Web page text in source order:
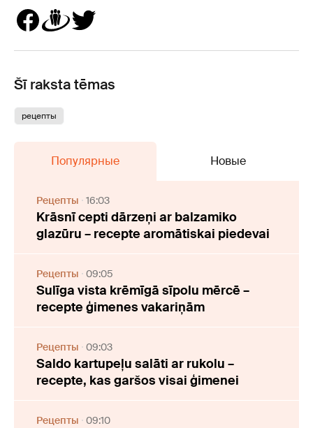
Šī raksta tēmas
рецепты
Популярные Новые
Рецепты 16:03
Krāsnī cepti dārzeņi ar balzamiko
glazūru – recepte aromātiskai piedevai
Рецепты 09:05
Sulīga vista krēmīgā sīpolu mērcē –
recepte ģimenes vakariņām
Рецепты 09:03
Saldo kartupeļu salāti ar rukolu –
recepte, kas garšos visai ģimenei
Рецепты 09:10